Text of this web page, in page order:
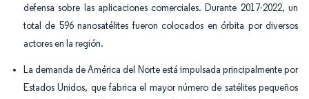
defensa sobre las aplicaciones comerciales. Durante 2017-2022, un
total de 596 nanosatélites fueron colocados en órbita por diversos
actores en la región.
La demanda de América del Norte está impulsada principalmente por
Estados Unidos, que fabrica el mayor número de satélites pequeños